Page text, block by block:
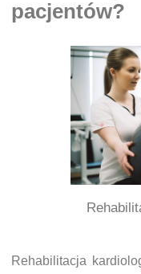
pacjentów?
Rehabilitacja